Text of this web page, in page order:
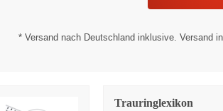
* Versand nach Deutschland inklusive. Versand
Trauringlexikon